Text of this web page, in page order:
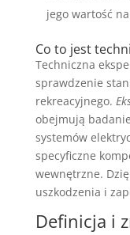
jego wartość
Co to jest
Techniczna
sprawdzenie
rekreacyjnego.
obejmują
systemów
specyficzne
wewnętrzne.
uszkodzenia i
Definicja i